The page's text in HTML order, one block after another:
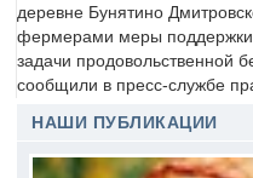
деревне Бунятино
фермерами меры
задачи продовольственной
сообщили в пресс-службе
НАШИ ПУБЛИКАЦИИ